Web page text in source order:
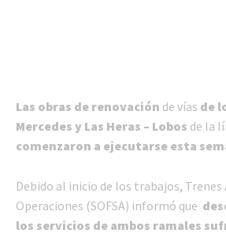
Las obras de renovación de vías de
Mercedes y Las Heras – Lobos de la
comenzaron a ejecutarse esta
Debido al inicio de los trabajos,
Operaciones (SOFSA) informó que
los servicios de ambos ramales